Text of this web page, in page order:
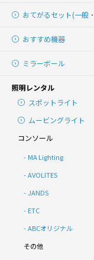
おてがるセット(一般
おすすめ機器
ミラーボール
照明レンタル
スポットライト
ムービングライト
コンソール
MA Lighting
AVOLITES
JANDS
ETC
ABCオリジナル
その他